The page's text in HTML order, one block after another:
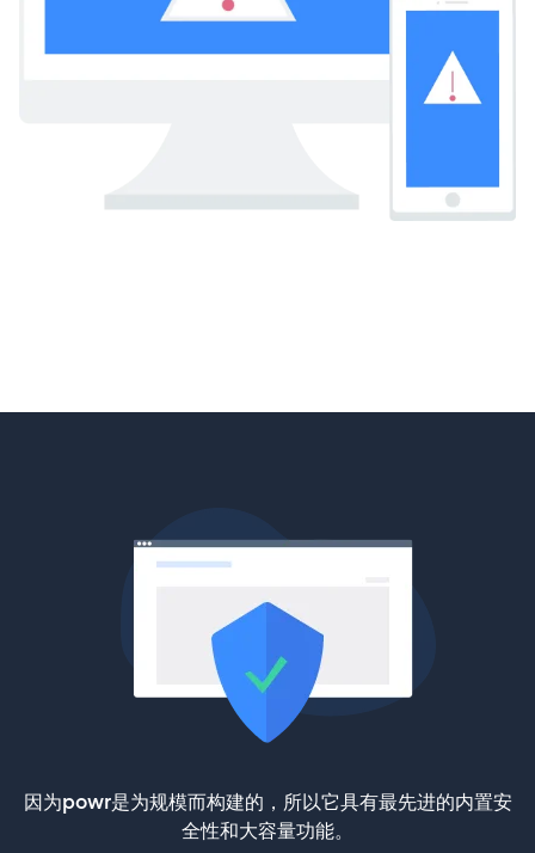
因为powr是为规模而构建的，所以它具有最先进的内置安
全性和大容量功能。